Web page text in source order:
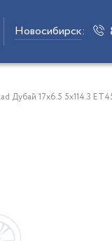
Новосибирск:
Дубай 17x6.5 5x114.3